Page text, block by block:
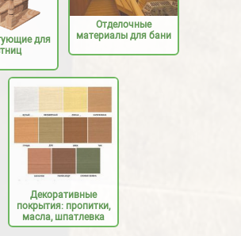
для
Отделочные
материалы для бани
Декоративные
покрытия: пропитки,
масла, шпатлевка